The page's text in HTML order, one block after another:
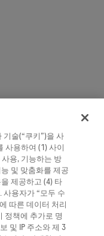
술(“쿠키”)을 사
사용하여 (1) 사이
용, 기능하는 방
및 맞춤화를 제공
제공하고 (4) 타
용자가 “모두 수
따른 데이터 처리
정책에 추가로 명
및 IP 주소와 제 3